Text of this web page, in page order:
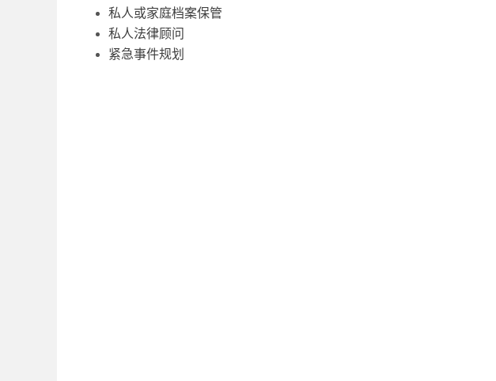
私人或家庭档案保管
私人法律顾问
紧急事件规划